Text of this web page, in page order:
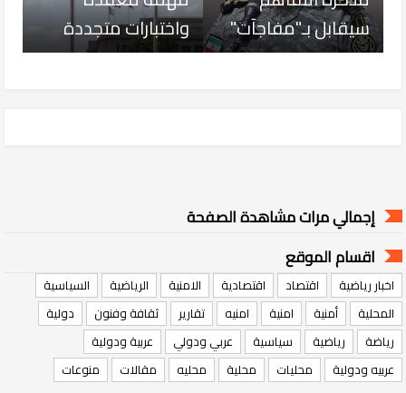
سيقابل بـ"مفاجآت"
واختبارات متجددة
إجمالي مرات مشاهدة الصفحة
اقسام الموقع
اخبار رياضية اقتصاد اقتصادية الامنية الرياضية
السياسية
المحلية
أمنية امنية امنيه تقارير ثقافة وفنون
دولية
رياضة
رياضية سياسية عربي ودولي
عربية ودولية
عربيه ودولية
محليات محلية محليه مقالات منوعات